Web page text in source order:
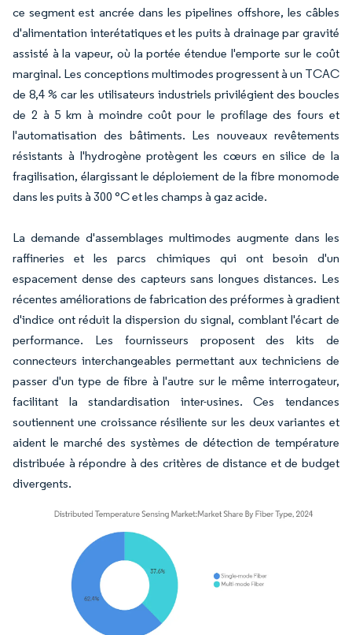
ce segment est ancrée dans les pipelines offshore, les câbles
d'alimentation interétatiques et les puits à drainage par gravité
assisté à la vapeur, où la portée étendue l'emporte sur le coût
marginal. Les conceptions multimodes progressent à un TCAC
de 8,4 % car les utilisateurs industriels privilégient des boucles
de 2 à 5 km à moindre coût pour le profilage des fours et
l'automatisation des bâtiments. Les nouveaux revêtements
résistants à l'hydrogène protègent les cœurs en silice de la
fragilisation, élargissant le déploiement de la fibre monomode
dans les puits à 300 °C et les champs à gaz acide.
La demande d'assemblages multimodes augmente dans les
raffineries et les parcs chimiques qui ont besoin d'un
espacement dense des capteurs sans longues distances. Les
récentes améliorations de fabrication des préformes à gradient
d'indice ont réduit la dispersion du signal, comblant l'écart de
performance. Les fournisseurs proposent des kits de
connecteurs interchangeables permettant aux techniciens de
passer d'un type de fibre à l'autre sur le même interrogateur,
facilitant la standardisation inter-usines. Ces tendances
soutiennent une croissance résiliente sur les deux variantes et
aident le marché des systèmes de détection de température
distribuée à répondre à des critères de distance et de budget
divergents.